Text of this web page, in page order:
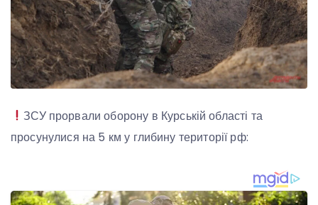
ЗСУ прорвали оборону в Курській області та
просунулися на 5 км у глибину території рф: